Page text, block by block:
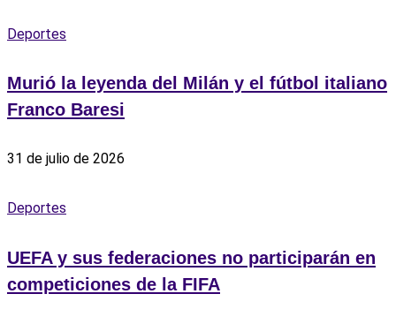
Deportes
Murió la leyenda del Milán y el fútbol italiano
Franco Baresi
31 de julio de 2026
Deportes
UEFA y sus federaciones no participarán en
competiciones de la FIFA